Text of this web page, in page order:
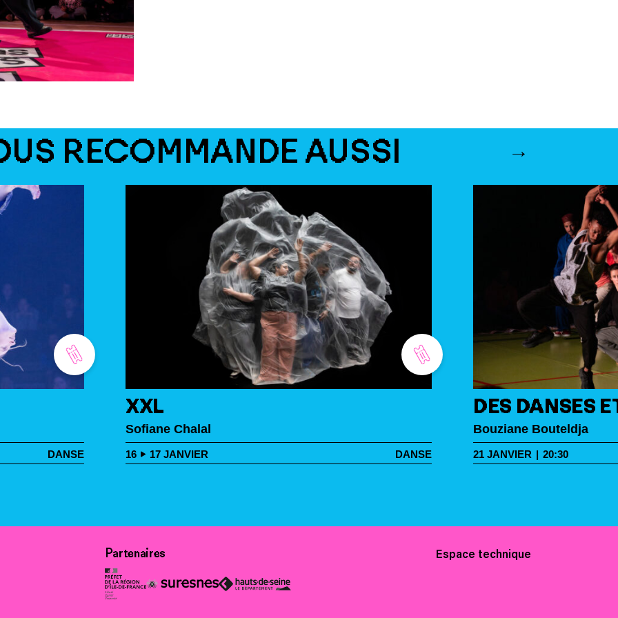
RECOMMANDE AUSSI
DANSE
XXL
Sofiane Chalal
16 17JANVIER DANSE
DES DANSES
Bouziane Bouteldja
21JANVIER | 20:30
Partenaires Espace technique